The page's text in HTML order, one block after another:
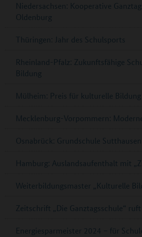
Niedersachsen: Kooperative
Oldenburg
Thüringen: Jahr des Schulsports
Rheinland-Pfalz: Zukunftsfähige
Bildung
Mülheim: Preis für kulturelle
Mecklenburg-Vorpommern:
Osnabrück: Grundschule
Hamburg: Auslandsaufenthalt mit
Weiterbildungsmaster „Kulturelle
Zeitschrift „Die Ganztagsschule“
Energiesparmeister 2024 – für